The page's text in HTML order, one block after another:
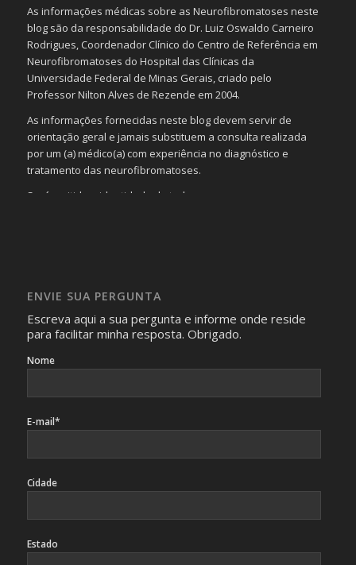
As informações médicas sobre as Neurofibromatoses neste
blog são da responsabilidade do Dr. Luiz Oswaldo Carneiro
Rodrigues, Coordenador Clínico do Centro de Referência em
Neurofibromatoses do Hospital das Clínicas da
Universidade Federal de Minas Gerais, criado pelo
Professor Nilton Alves de Rezende em 2004.
As informações fornecidas neste blog devem servir de
orientação geral e jamais substituem a consulta realizada
por um (a) médico(a) com experiência no diagnóstico e
tratamento das neurofibromatoses.
Será omitida a identidade de todas as pessoas que
identificação da pessoa fotografada.
ENVIE SUA PERGUNTA
Escreva aqui a sua pergunta e informe onde reside
para facilitar minha resposta. Obrigado.
Nome
E-mail*
Cidade
Estado